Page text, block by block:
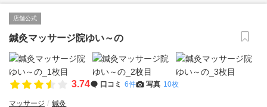
店舗公式
鍼灸マッサージ院ゆい～の
3.74 口コミ 6件 写真 10枚
マッサージ 鍼灸